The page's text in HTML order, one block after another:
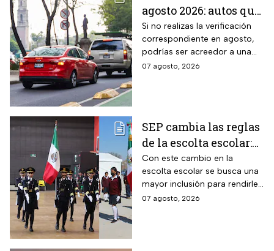
agosto 2026: autos que
deben hacer el
trámite y posibles
multas
Si no realizas la verificación
correspondiente en agosto,
podrías ser acreedor a una
sanción económica
07 agosto, 2026
SEP cambia las reglas
de la escolta escolar:
¿cómo se elegirá a los
alumnos a partir de
ahora?
Con este cambio en la
escolta escolar se busca una
mayor inclusión para rendirle
honores a la bandera
07 agosto, 2026